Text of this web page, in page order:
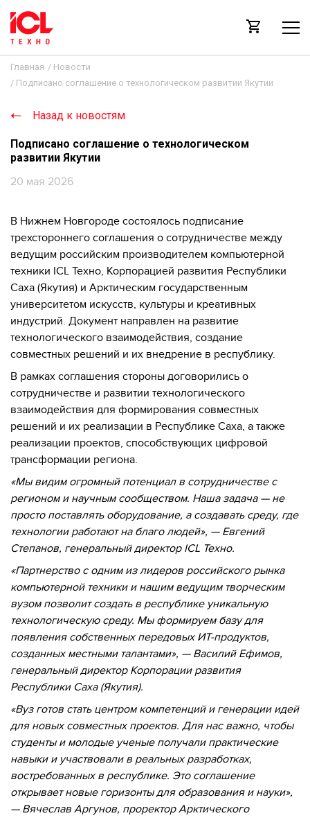
Главная / Новости
/ Подписано соглашение о технологическом развитии Якутии
Назад к новостям
Подписано соглашение о технологическом
развитии Якутии
20 мая 2026
В Нижнем Новгороде состоялось подписание
трехстороннего соглашения о сотрудничестве между
ведущим российским производителем компьютерной
техники ICL Техно, Корпорацией развития Республики
Саха (Якутия) и Арктическим государственным
университетом искусств, культуры и креативных
индустрий. Документ направлен на развитие
технологического взаимодействия, создание
совместных решений и их внедрение в республику.
В рамках соглашения стороны договорились о
сотрудничестве и развитии технологического
взаимодействия для формирования совместных
решений и их реализации в Республике Саха, а также
реализации проектов, способствующих цифровой
трансформации региона.
«Мы видим огромный потенциал в сотрудничестве с
регионом и научным сообществом. Наша задача — не
просто поставлять оборудование, а создавать среду, где
технологии работают на благо людей», — Евгений
Степанов, генеральный директор ICL Техно.
«Партнерство с одним из лидеров российского рынка
компьютерной техники и нашим ведущим творческим
вузом позволит создать в республике уникальную
технологическую среду. Мы формируем базу для
появления собственных передовых ИТ-продуктов,
созданных местными талантами», — Василий Ефимов,
генеральный директор Корпорации развития
Республики Саха (Якутия).
«Вуз готов стать центром компетенций и генерации идей
для новых совместных проектов. Для нас важно, чтобы
студенты и молодые ученые получали практические
навыки и участвовали в реальных разработках,
востребованных в республике. Это соглашение
открывает новые горизонты для образования и науки»,
— Вячеслав Аргунов, проректор Арктического